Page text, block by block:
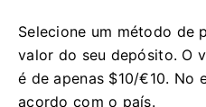
Selecione um método de
valor do seu depósito. O
é de apenas $10/€10. No
acordo com o país.